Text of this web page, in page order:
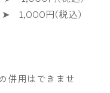
➤ 1,000円(税込)
併用はできませ